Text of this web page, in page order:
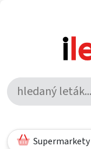
Supermarkety